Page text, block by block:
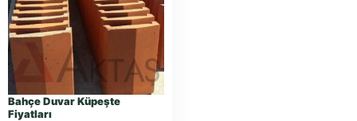
Bahçe Duvar Küpeşte
Fiyatları